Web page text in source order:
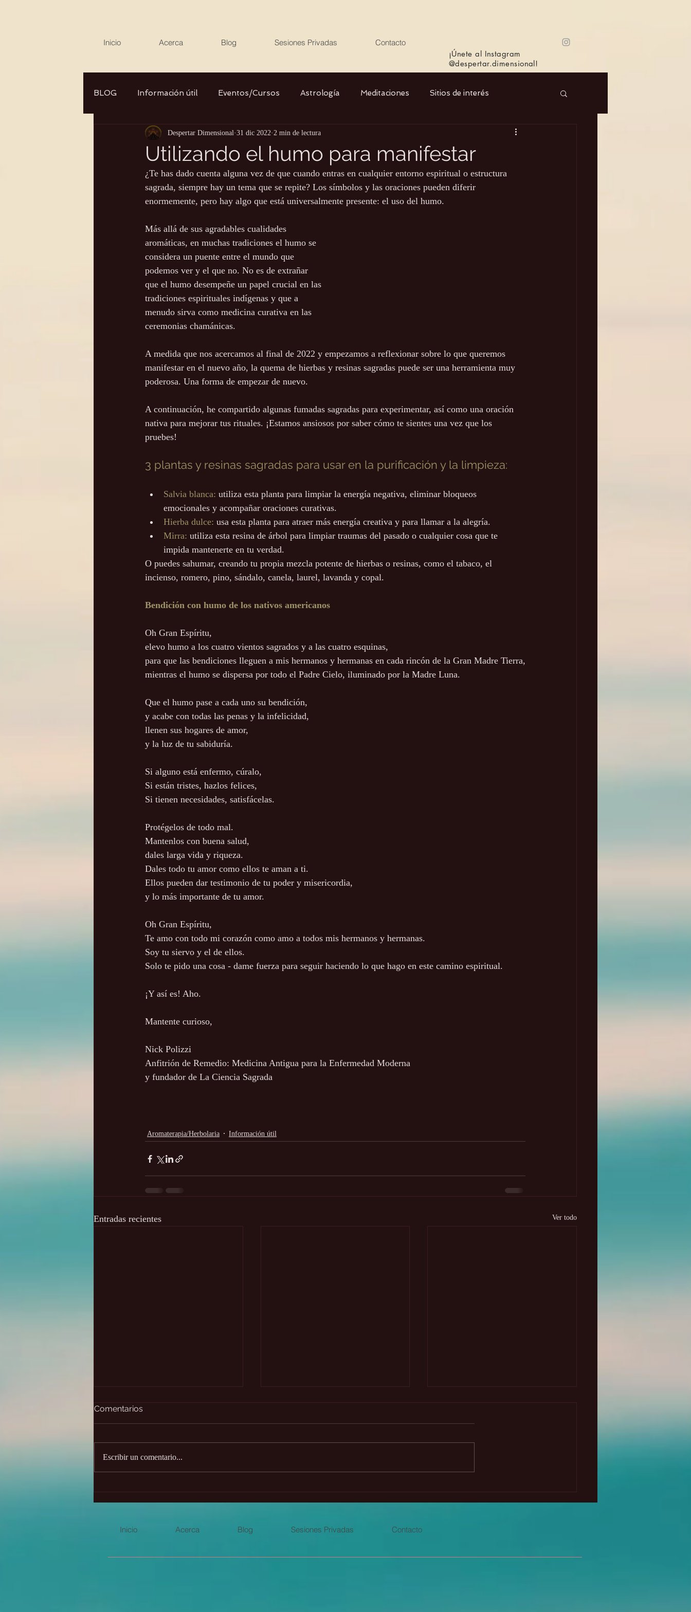
Inicio Acerca Blog Sesiones Privadas
Contacto
¡Únete al Instagram
@despertar.dimensional!
BLOG Información útil Eventos/Cursos Astrología Meditaciones Sitios de interés
Canalizaciones/Entrevistas Libros Cristales Música
Aromaterapia/Herbolaria Agua Ciencia Salud Yoga Medio ambiente Bioagricultura
Utilizando el humo para manifestar
Despertar Dimensional 31 dic 2022 2 min de lectura
¿Te has dado cuenta alguna vez de que cuando entras en cualquier entorno espiritual o estructura
sagrada, siempre hay un tema que se repite? Los símbolos y las oraciones pueden diferir
enormemente, pero hay algo que está universalmente presente: el uso del humo.
Más allá de sus agradables cualidades
aromáticas, en muchas tradiciones el humo se
considera un puente entre el mundo que
podemos ver y el que no. No es de extrañar
que el humo desempeñe un papel crucial en las
tradiciones espirituales indígenas y que a
menudo sirva como medicina curativa en las
ceremonias chamánicas.
A medida que nos acercamos al final de 2022 y empezamos a reflexionar sobre lo que queremos
manifestar en el nuevo año, la quema de hierbas y resinas sagradas puede ser una herramienta muy
poderosa. Una forma de empezar de nuevo.
A continuación, he compartido algunas fumadas sagradas para experimentar, así como una oración
nativa para mejorar tus rituales. ¡Estamos ansiosos por saber cómo te sientes una vez que los
pruebes!
3 plantas y resinas sagradas para usar en la purificación y la limpieza:
Salvia blanca: utiliza esta planta para limpiar la energía negativa, eliminar bloqueos
emocionales y acompañar oraciones curativas.
Hierba dulce: usa esta planta para atraer más energía creativa y para llamar a la alegría.
Mirra: utiliza esta resina de árbol para limpiar traumas del pasado o cualquier cosa que te
impida mantenerte en tu verdad.
O puedes sahumar, creando tu propia mezcla potente de hierbas o resinas, como el tabaco, el
incienso, romero, pino, sándalo, canela, laurel, lavanda y copal.
Bendición con humo de los nativos americanos
Oh Gran Espíritu,
elevo humo a los cuatro vientos sagrados y a las cuatro esquinas,
para que las bendiciones lleguen a mis hermanos y hermanas en cada rincón de la Gran Madre Tierra,
mientras el humo se dispersa por todo el Padre Cielo, iluminado por la Madre Luna.
Que el humo pase a cada uno su bendición,
y acabe con todas las penas y la infelicidad,
llenen sus hogares de amor,
y la luz de tu sabiduría.
Si alguno está enfermo, cúralo,
Si están tristes, hazlos felices,
Si tienen necesidades, satisfácelas.
Protégelos de todo mal.
Mantenlos con buena salud,
dales larga vida y riqueza.
Dales todo tu amor como ellos te aman a ti.
Ellos pueden dar testimonio de tu poder y misericordia,
y lo más importante de tu amor.
Oh Gran Espíritu,
Te amo con todo mi corazón como amo a todos mis hermanos y hermanas.
Soy tu siervo y el de ellos.
Solo te pido una cosa - dame fuerza para seguir haciendo lo que hago en este camino espiritual.
¡Y así es! Aho.
Mantente curioso,
Nick Polizzi
Anfitrión de Remedio: Medicina Antigua para la Enfermedad Moderna
y fundador de La Ciencia Sagrada
Aromaterapia/Herbolaria Información útil
Entradas recientes Ver todo
Comentarios
Escribir un comentario...
Inicio Acerca Blog Sesiones Privadas Contacto